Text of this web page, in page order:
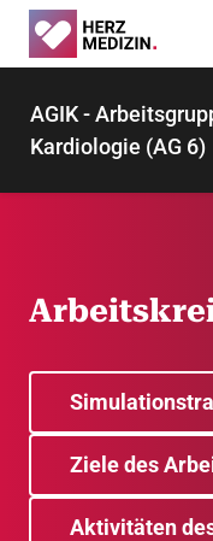
AGIK -
Kardiologie (AG 6)
Ziele des
Aktivitäten